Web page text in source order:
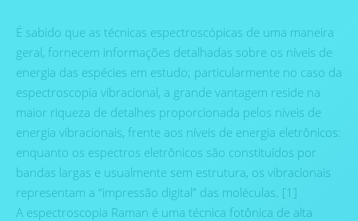
É sabido que as técnicas espectroscópicas de uma maneira
geral, fornecem informações detalhadas sobre os níveis de
energia das espécies em estudo; particularmente no caso da
espectroscopia vibracional, a grande vantagem reside na
maior riqueza de detalhes proporcionada pelos níveis de
energia vibracionais, frente aos níveis de energia eletrônicos:
enquanto os espectros eletrônicos são constituídos por
bandas largas e usualmente sem estrutura, os vibracionais
representam a “impressão digital” das moléculas. [1]
A espectroscopia Raman é uma técnica fotônica de alta